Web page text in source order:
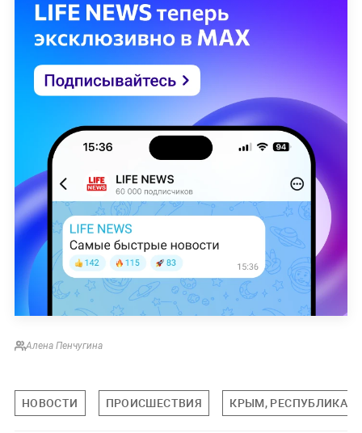
Алена Пенчугина
НОВОСТИ ПРОИСШЕСТВИЯ КРЫМ, РЕСПУБЛИКА